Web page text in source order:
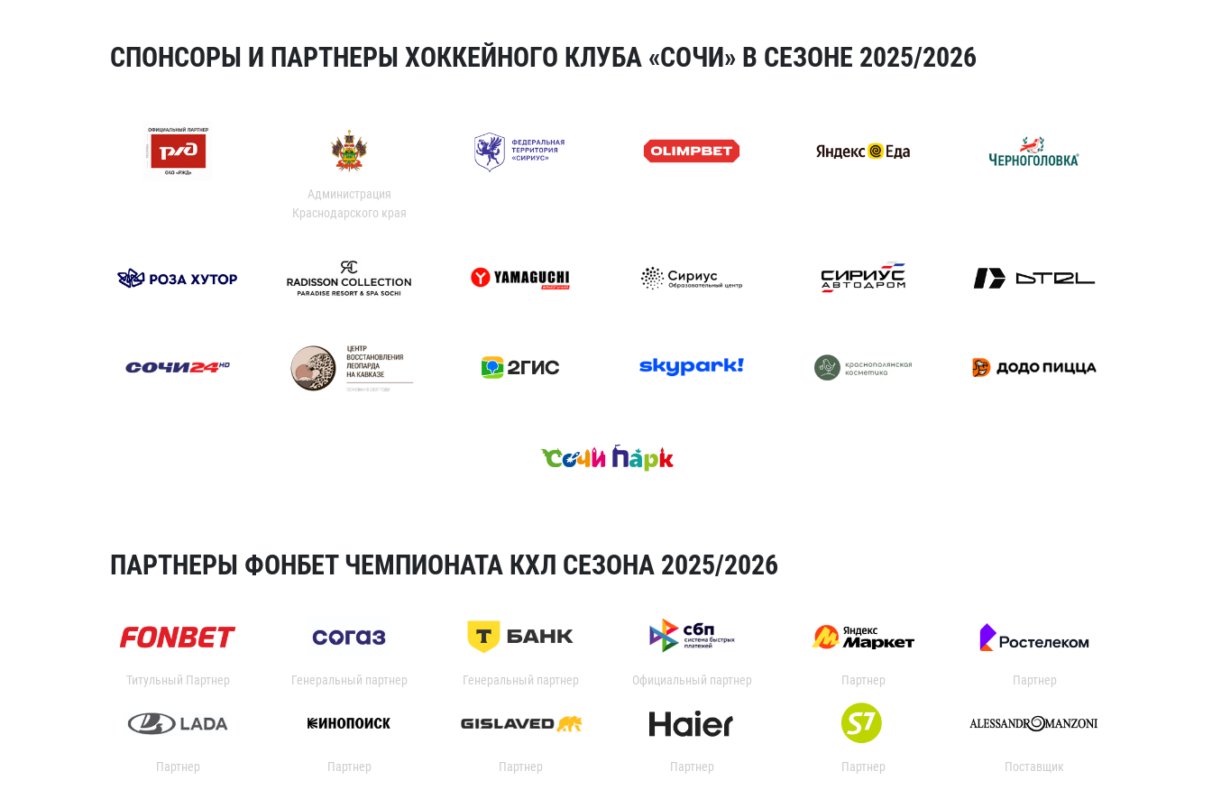
СПОНСОРЫ И ПАРТНЕРЫ ХОККЕЙНОГО КЛУБА «СОЧИ» В СЕЗОНЕ 2025/2026
Администрация
Краснодарского края
ПАРТНЕРЫ ФОНБЕТ ЧЕМПИОНАТА КХЛ СЕЗОНА 2025/2026
Титульный Партнер Генеральный партнер Генеральный партнер Официальный партнер Партнер Партнер
Партнер Партнер Партнер Партнер Партнер Поставщик